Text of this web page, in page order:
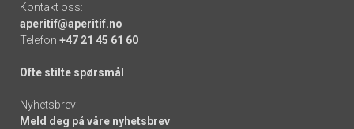
Kontakt oss:
aperitif@aperitif.no
Telefon +47 21 45 61 60
Ofte stilte spørsmål
Nyhetsbrev:
Meld deg på våre nyhetsbrev